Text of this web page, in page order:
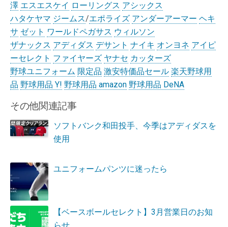
澤 エスエスケイ ローリングス アシックス
ハタケヤマ ジームス/エポライズ アンダーアーマー ヘキ
サ ゼット ワールドペガサス ウィルソン
ザナックス アディダス デサント ナイキ オンヨネ アイピ
ーセレクト ファイヤーズ ヤナセ カッターズ
野球ユニフォーム 限定品 激安特価品セール 楽天野球用
品 野球用品 Y! 野球用品 amazon 野球用品 DeNA
その他関連記事
ソフトバンク和田投手、今季はアディダスを
使用
ユニフォームパンツに迷ったら
【ベースボールセレクト】3月営業日のお知